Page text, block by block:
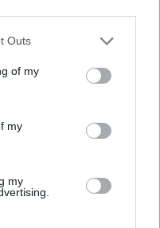
one or more Google
You may click to
its third-party tags to
in below Google
Outs
of my
my
my